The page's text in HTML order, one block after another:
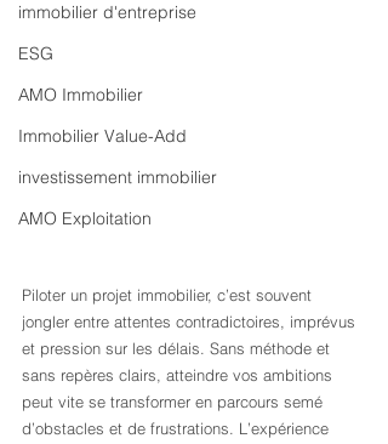
immobilier d'entreprise
ESG
AMO Immobilier
Immobilier Value-Add
investissement immobilier
AMO Exploitation
Piloter un projet immobilier, c’est souvent
jongler entre attentes contradictoires, imprévus
et pression sur les délais. Sans méthode et
sans repères clairs, atteindre vos ambitions
peut vite se transformer en parcours semé
d’obstacles et de frustrations. L’expérience